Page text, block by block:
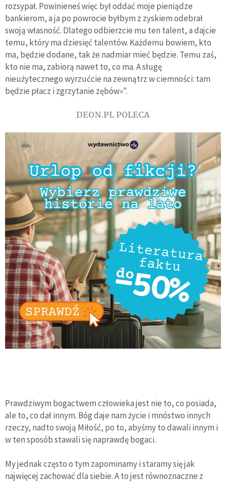
rozsypał. Powinieneś więc był oddać moje pieniądze
bankierom, a ja po powrocie byłbym z zyskiem odebrał
swoją własność. Dlatego odbierzcie mu ten talent, a dajcie
temu, który ma dziesięć talentów. Każdemu bowiem, kto
ma, będzie dodane, tak że nadmiar mieć będzie. Temu zaś,
kto nie ma, zabiorą nawet to, co ma. A sługę
nieużytecznego wyrzućcie na zewnątrz w ciemności: tam
będzie płacz i zgrzytanie zębów»".
DEON.PL POLECA
Prawdziwym bogactwem człowieka jest nie to, co posiada,
ale to, co dał innym. Bóg daje nam życie i mnóstwo innych
rzeczy, nadto swoją Miłość, po to, abyśmy to dawali innym i
w ten sposób stawali się naprawdę bogaci.
My jednak często o tym zapominamy i staramy się jak
najwięcej zachować dla siebie. A to jest równoznaczne z